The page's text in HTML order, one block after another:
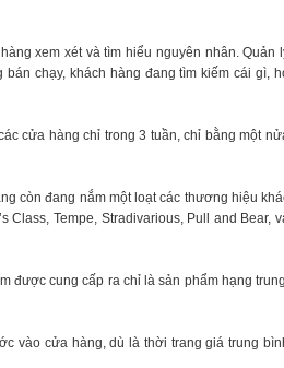
xem xét và tìm hiểu nguyên nhân. Quản
chạy, khách hàng đang tìm kiếm cái gì,
cửa hàng chỉ trong 3 tuần, chỉ bằng một
còn đang nắm một loạt các thương hiệu
Class, Tempe, Stradivarious, Pull and Bear,
được cung cấp ra chỉ là sản phẩm hạng
vào cửa hàng, dù là thời trang giá trung
tài' là phải làm việc lao
việc 18 tiếng mỗi ngày,